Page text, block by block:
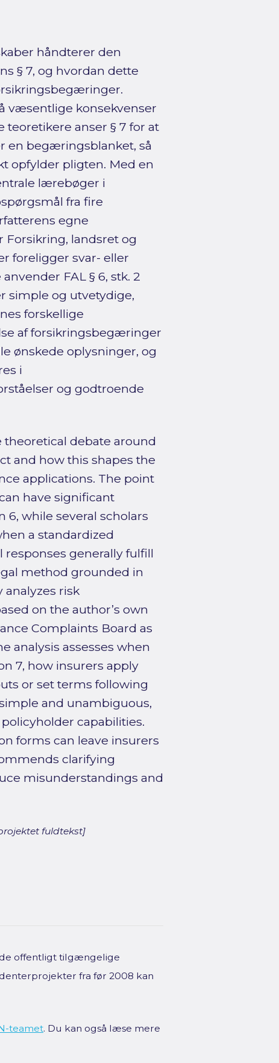
håndterer den
§ 7, og hvordan dette
væsentlige konsekvenser
teoretikere anser § 7 for at
en begæringsblanket, så
opfylder pligten. Med en
lærebøger i
fra fire
egne
Forsikring, landsret og
foreligger svar- eller
FAL § 6, stk. 2
simple og utvetydige,
forskellige
af forsikringsbegæringer
ønskede oplysninger, og
i
og godtroende
theoretical debate around
and how this shapes the
applications. The point
have significant
while several scholars
a standardized
generally fulfill
method grounded in
analyzes risk
on the author’s own
Complaints Board as
analysis assesses when
7, how insurers apply
or set terms following
and unambiguous,
capabilities.
forms can leave insurers
clarifying
misunderstandings and
fuldtekst]
offentligt tilgængelige
fra før 2008 kan
teamet. Du kan også læse mere